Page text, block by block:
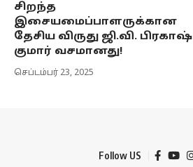
சிறந்த
இசையமைப்பாளருக்கான
தேசிய விருது ஜி.வி. பிரகாஷ்
குமார் வசமானது!
செப்டம்பர் 23, 2025
Follow US